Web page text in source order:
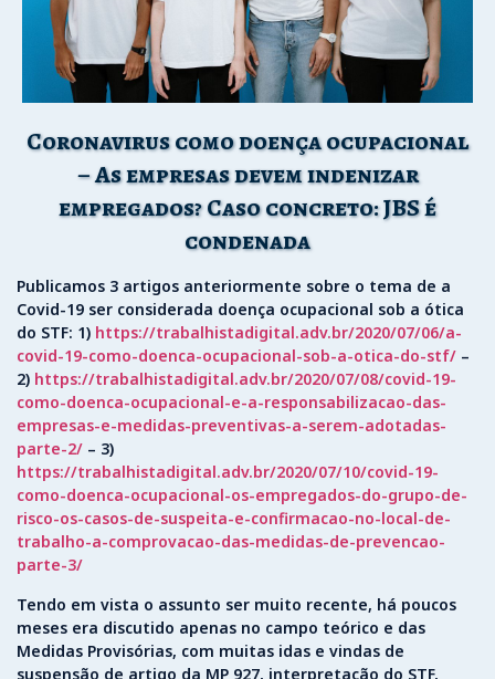
Coronavirus como doença ocupacional
– As empresas devem indenizar
empregados? Caso concreto: JBS é
condenada
Publicamos 3 artigos anteriormente sobre o tema de a
Covid-19 ser considerada doença ocupacional sob a ótica
do STF: 1) https://trabalhistadigital.adv.br/2020/07/06/a-
covid-19-como-doenca-ocupacional-sob-a-otica-do-stf/ –
2) https://trabalhistadigital.adv.br/2020/07/08/covid-19-
como-doenca-ocupacional-e-a-responsabilizacao-das-
empresas-e-medidas-preventivas-a-serem-adotadas-
parte-2/ – 3)
https://trabalhistadigital.adv.br/2020/07/10/covid-19-
como-doenca-ocupacional-os-empregados-do-grupo-de-
risco-os-casos-de-suspeita-e-confirmacao-no-local-de-
trabalho-a-comprovacao-das-medidas-de-prevencao-
parte-3/
Tendo em vista o assunto ser muito recente, há poucos
meses era discutido apenas no campo teórico e das
Medidas Provisórias, com muitas idas e vindas de
suspensão de artigo da MP 927, interpretação do STF,